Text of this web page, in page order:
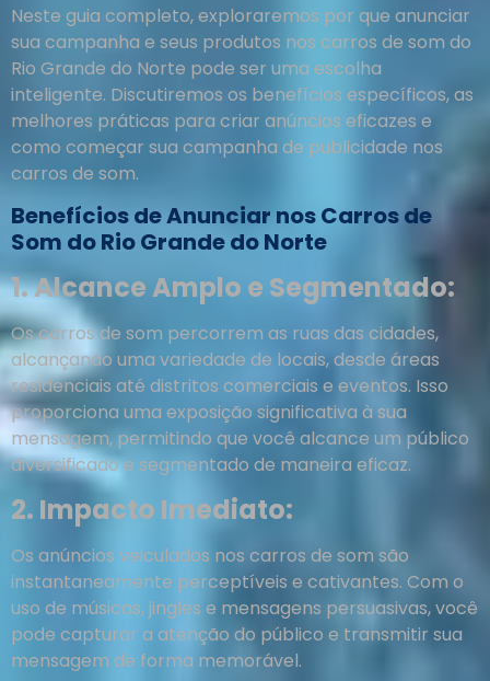
Neste guia completo, exploraremos por que anunciar
sua campanha e seus produtos nos carros de som do
Rio Grande do Norte pode ser uma escolha
inteligente. Discutiremos os benefícios específicos, as
melhores práticas para criar anúncios eficazes e
como começar sua campanha de publicidade nos
carros de som.
Benefícios de Anunciar nos Carros de
Som do Rio Grande do Norte
1. Alcance Amplo e Segmentado:
Os carros de som percorrem as ruas das cidades,
alcançando uma variedade de locais, desde áreas
residenciais até distritos comerciais e eventos. Isso
proporciona uma exposição significativa à sua
mensagem, permitindo que você alcance um público
diversificado e segmentado de maneira eficaz.
2. Impacto Imediato:
Os anúncios veiculados nos carros de som são
instantaneamente perceptíveis e cativantes. Com o
uso de músicas, jingles e mensagens persuasivas, você
pode capturar a atenção do público e transmitir sua
mensagem de forma memorável.